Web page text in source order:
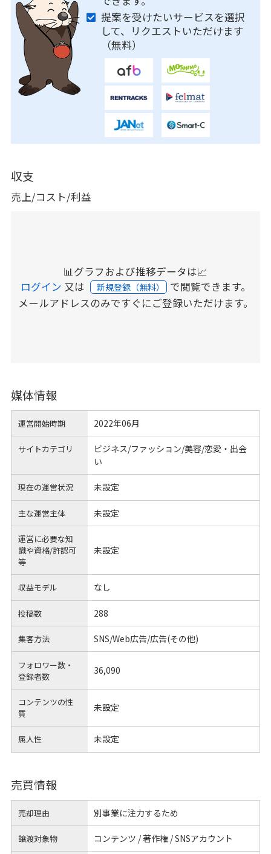
提案を受けたいサービスを選択
して、リクエストいただけます
（無料）
収支
売上/コスト/利益
📊グラフおよび推移データは📈
ログイン 又は 新規登録（無料） で閲覧できます。
メールアドレスのみですぐにご登録いただけます。
媒体情報
運営開始時期 2022年06月
サイトカテゴリ
ビジネス/ファッション/美容/恋愛・出会
い
現在の運営状況 未設定
主な運営主体 未設定
運営に必要な知
識や資格/許認可
等
未設定
収益モデル なし
投稿数 288
集客方法 SNS/Web広告/広告(その他)
フォロワー数・
登録者数
36,090
コンテンツの性
質
未設定
属人性 未設定
売買情報
売却理由 別事業に注力するため
譲渡対象物 コンテンツ / 著作権 / SNSアカウント